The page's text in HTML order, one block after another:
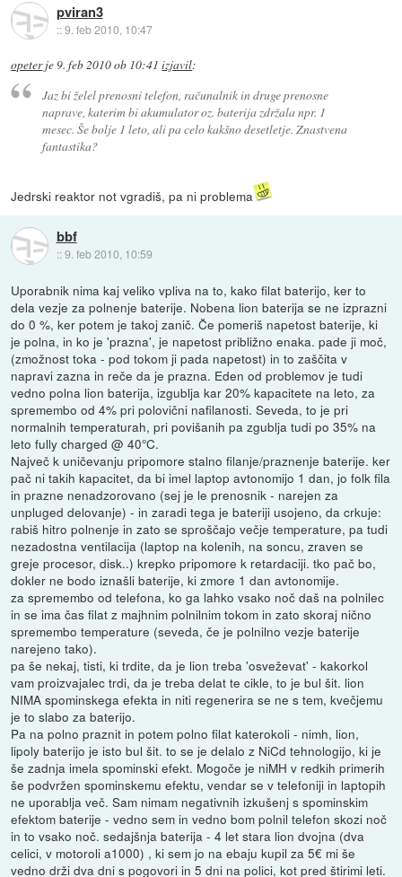
pviran3
::9. feb 2010, 10:47
opeterje9. feb 2010 ob 10:41 izjavil:
Jaz bi želel prenosni telefon, računalnik in druge prenosne
naprave, katerim bi akumulator oz. baterija zdržala npr. 1
mesec. Še bolje 1 leto, ali pa celo kakšno desetletje. Znastvena
fantastika?
Jedrski reaktor not vgradiš, pa ni problema
bbf
::9. feb 2010, 10:59
Uporabnik nima kaj veliko vpliva na to, kako filat baterijo, ker to
dela vezje za polnenje baterije. Nobena lion baterija se ne izprazni
do 0 %, ker potem je takoj zanič. Če pomeriš napetost baterije, ki
je polna, in ko je 'prazna', je napetost približno enaka. pade ji moč,
(zmožnost toka - pod tokom ji pada napetost) in to zaščita v
napravi zazna in reče da je prazna. Eden od problemov je tudi
vedno polna lion baterija, izgublja kar 20% kapacitete na leto, za
spremembo od 4% pri polovični nafilanosti. Seveda, to je pri
normalnih temperaturah, pri povišanih pa zgublja tudi po 35% na
leto fully charged @ 40°C.
Največ k uničevanju pripomore stalno filanje/praznenje baterije. ker
pač ni takih kapacitet, da bi imel laptop avtonomijo 1 dan, jo folk fila
in prazne nenadzorovano (sej je le prenosnik - narejen za
unpluged delovanje) - in zaradi tega je bateriji usojeno, da crkuje:
rabiš hitro polnenje in zato se sproščajo večje temperature, pa tudi
nezadostna ventilacija (laptop na kolenih, na soncu, zraven se
greje procesor, disk..) krepko pripomore k retardaciji. tko pač bo,
dokler ne bodo iznašli baterije, ki zmore 1 dan avtonomije.
za spremembo od telefona, ko ga lahko vsako noč daš na polnilec
in se ima čas filat z majhnim polnilnim tokom in zato skoraj nično
spremembo temperature (seveda, če je polnilno vezje baterije
narejeno tako).
pa še nekaj, tisti, ki trdite, da je lion treba 'osveževat' - kakorkol
vam proizvajalec trdi, da je treba delat te cikle, to je bul šit. lion
NIMA spominskega efekta in niti regenerira se ne s tem, kvečjemu
je to slabo za baterijo.
Pa na polno praznit in potem polno filat katerokoli - nimh, lion,
lipoly baterijo je isto bul šit. to se je delalo z NiCd tehnologijo, ki je
še zadnja imela spominski efekt. Mogoče je niMH v redkih primerih
še podvržen spominskemu efektu, vendar se v telefoniji in laptopih
ne uporablja več. Sam nimam negativnih izkušenj s spominskim
efektom baterije - vedno sem in vedno bom polnil telefon skozi noč
in to vsako noč. sedajšnja baterija - 4 let stara lion dvojna (dva
celici, v motoroli a1000) , ki sem jo na ebaju kupil za 5€ mi še
vedno drži dva dni s pogovori in 5 dni na polici, kot pred štirimi leti.